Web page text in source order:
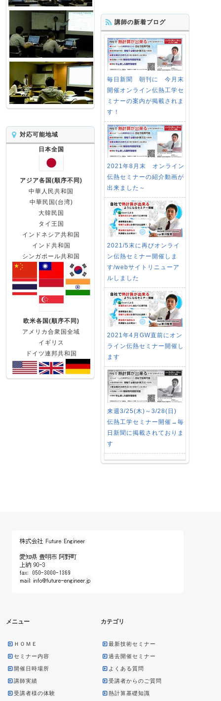
講師の新着ブログ
毎日新聞 朝刊に 今月末
開催オンライン伝熱工学セ
ミナーの案内が掲載されま
す！
2021年8月末 オンライン
伝熱セミナーの紹介動画が
出来ました～
2021/5末に再びオンライ
ン伝熱セミナー開催しま
す/webサイトリニューア
ルしました
2021年4月GW直前にオン
ライン伝熱セミナー開催し
ます
来週3/25(木)～3/28(日)
伝熱工学セミナー開催→毎
日新聞に掲載されておりま
す
対応可能地域
日本全国
アジア各国(順序不同)
中華人民共和国
中華民国(台湾)
大韓民国
タイ王国
インドネシア共和国
インド共和国
シンガポール共和国
欧米各国(順序不同)
アメリカ合衆国全域
イギリス
ドイツ連邦共和国
メニュー
ＨＯＭＥ
セミナー内容
開催日時場所
講師実績
受講者様の体験
カテゴリ
最新技術セミナー
過去開催セミナー
よくある質問
受講者からのご質問
熱計算基礎知識